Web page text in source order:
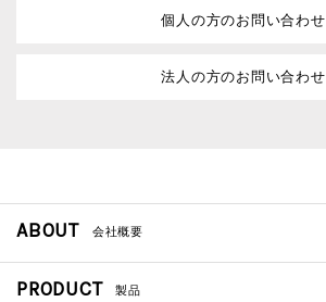
個人の方のお問い合わせ
法人の方のお問い合わせ
ABOUT 会社概要
PRODUCT 製品